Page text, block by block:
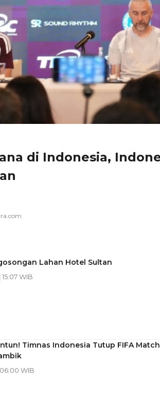
di Indonesia,
Lahan Hotel Sultan
WIB
Timnas Indonesia Tutup FIFA
WIB